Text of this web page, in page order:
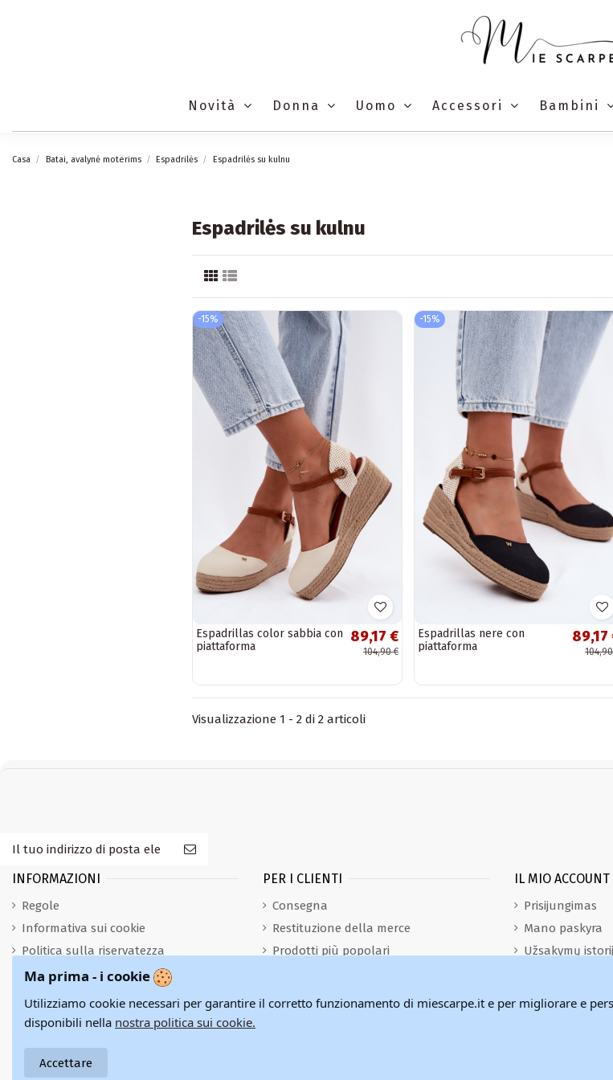
Novità Donna Uomo Accessori Bambini
Casa Batai, avalynė moterims Espadrilės Espadrilės su kulnu
Espadrilės su kulnu
-15%
Espadrillas color sabbia con
piattaforma
89,17 €
104,90 €
-15%
Espadrillas nere con
piattaforma
89,17
Visualizzazione 1 - 2 di 2 articoli
INFORMAZIONI
Regole
Informativa sui cookie
Politica sulla riservatezza
PER I CLIENTI
Consegna
Restituzione della merce
Prodotti più popolari
IL MIO ACCOUNT
Prisijungimas
Mano paskyra
Užsakymų
Ma prima - i cookie
Utilizziamo cookie necessari per garantire il corretto funzionamento di miescarpe.it e per migliorare e
disponibili nella nostra politica sui cookie.
Accettare